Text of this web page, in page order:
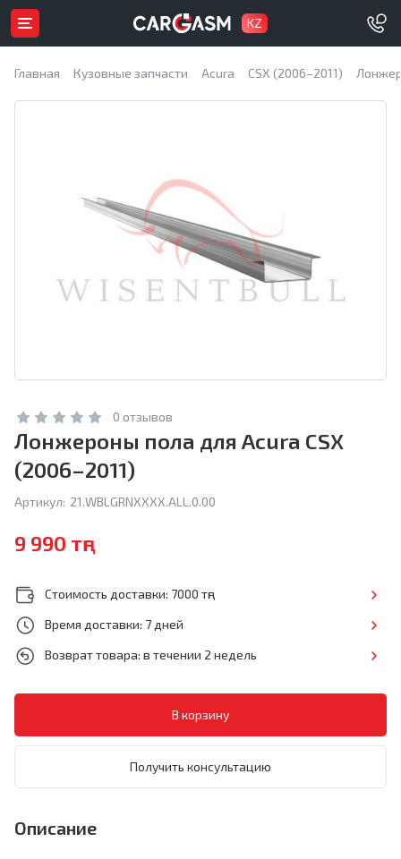
KZ
Главная Кузовные запчасти Acura CSX (2006–2011)
0 отзывов
Лонжероны пола для Acura CSX
(2006–2011)
Артикул: 21.WBLGRNXXXX.ALL.0.00
9 990 тңг
Стоимость доставки: 7000 тңг
Время доставки: 7 дней
Возврат товара: в течении 2 недель
Получить консультацию
Описание